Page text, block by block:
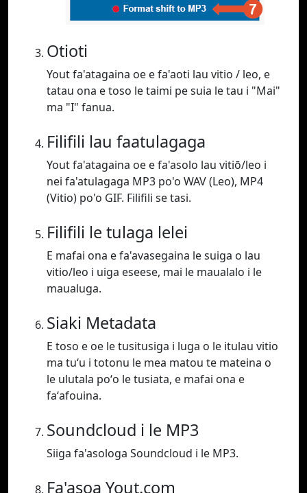
Otioti
Yout fa'atagaina oe e fa'aoti lau vitio / leo, e
tatau ona e toso le taimi pe suia le tau i "Mai"
ma "I" fanua.
Filifili lau faatulagaga
Yout fa'atagaina oe e fa'asolo lau vitiō/leo i
nei fa'atulagaga MP3 po'o WAV (Leo), MP4
(Vitio) po'o GIF. Filifili se tasi.
Filifili le tulaga lelei
E mafai ona e fa'avasegaina le suiga o lau
vitio/leo i uiga eseese, mai le maualalo i le
maualuga.
Siaki Metadata
E toso e oe le tusitusiga i luga o le itulau vitio
ma tuʻu i totonu le mea matou te mateina o
le ulutala poʻo le tusiata, e mafai ona e
faʻafouina.
Soundcloud i le MP3
Siiga fa'asologa Soundcloud i le MP3.
Fa'asoa Yout.com